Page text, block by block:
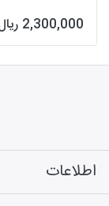
2,300,000 ریال
اطلاعات